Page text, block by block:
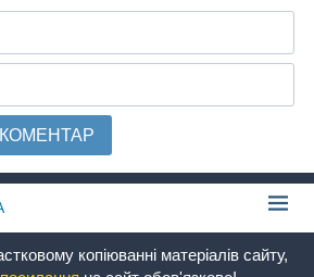
копіюванні матеріалів сайту,